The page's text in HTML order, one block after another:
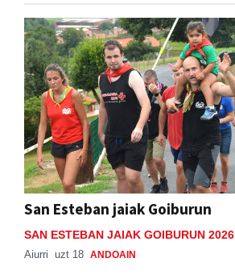
San Esteban jaiak Goiburun
SAN ESTEBAN JAIAK GOIBURUN 2026
Aiurri uzt 18 ANDOAIN